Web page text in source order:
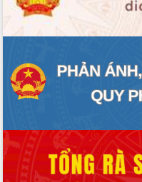
ĐIỂM TIN VĂN BẢN